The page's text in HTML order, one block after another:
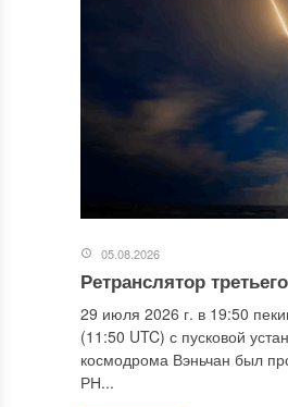
05.08.2026
Ретранслятор
29 июля 2026 г. в 19:50
(11:50 UTC) с пусковой
космодрома Вэньчан был
РН...